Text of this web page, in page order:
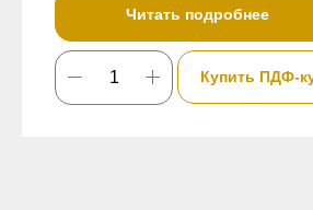
Читать подробнее
Купить ПДФ-